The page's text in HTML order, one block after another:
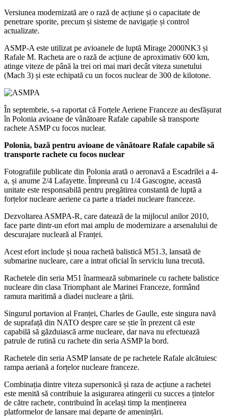
Versiunea modernizată are o rază de acțiune și o capacitate de
penetrare sporite, precum și sisteme de navigație și control
actualizate.
ASMP-A este utilizat pe avioanele de luptă Mirage 2000NK3 și
Rafale M. Racheta are o rază de acțiune de aproximativ 600 km,
atinge viteze de până la trei ori mai mari decât viteza sunetului
(Mach 3) și este echipată cu un focos nuclear de 300 de kilotone.
În septembrie, s-a raportat că Forțele Aeriene Franceze au desfășurat
în Polonia avioane de vânătoare Rafale capabile să transporte
rachete ASMP cu focos nuclear.
Polonia, bază pentru avioane de vânătoare Rafale capabile să
transporte rachete cu focos nuclear
Fotografiile publicate din Polonia arată o aeronavă a Escadrilei a 4-
a, și anume 2/4 Lafayette. Împreună cu 1/4 Gascogne, această
unitate este responsabilă pentru pregătirea constantă de luptă a
forțelor nucleare aeriene ca parte a triadei nucleare franceze.
Dezvoltarea ASMPA-R, care datează de la mijlocul anilor 2010,
face parte dintr-un efort mai amplu de modernizare a arsenalului de
descurajare nucleară al Franței.
Acest efort include și noua rachetă balistică M51.3, lansată de
submarine nucleare, care a intrat oficial în serviciu luna trecută.
Rachetele din seria M51 înarmează submarinele cu rachete balistice
nucleare din clasa Triomphant ale Marinei Franceze, formând
ramura maritimă a diadei nucleare a țării.
Singurul portavion al Franței, Charles de Gaulle, este singura navă
de suprafață din NATO despre care se știe în prezent că este
capabilă să găzduiască arme nucleare, dar nava nu efectuează
patrule de rutină cu rachete din seria ASMP la bord.
Rachetele din seria ASMP lansate de pe rachetele Rafale alcătuiesc
rampa aeriană a forțelor nucleare franceze.
Combinația dintre viteza supersonică și raza de acțiune a rachetei
este menită să contribuie la asigurarea atingerii cu succes a țintelor
de către rachete, contribuind în același timp la menținerea
platformelor de lansare mai departe de amenințări.